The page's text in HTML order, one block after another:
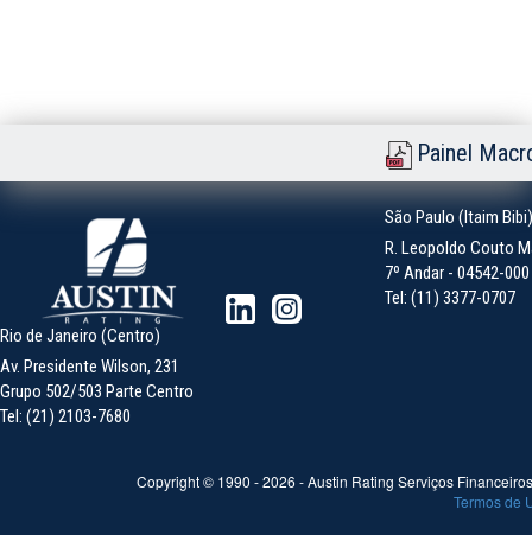
Painel
São Paulo (Itaim Bibi)
R. Leopoldo Couto
7º Andar - 04542-
Tel: (11) 3377-0707
Rio de Janeiro (Centro)
Av. Presidente Wilson, 231
Grupo 502/503 Parte Centro
Tel: (21) 2103-7680
Copyright © 1990 -2026 - Austin Rating Serviços
Termos de